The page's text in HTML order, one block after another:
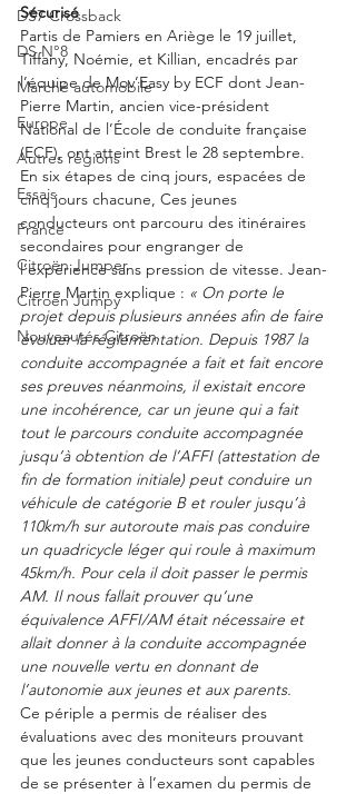
DS7 Crossback
DS N°8
Marché automobile
Europe
Autres régions
Essais
France
Citroën Jumper
Citroën Jumpy
Nouveautés Citroën
Sécurisé
Partis de Pamiers en Ariège le 19 juillet,
Tiffany, Noémie, et Killian, encadrés par
l’équipe de Mov’Easy by ECF dont Jean-
Pierre Martin, ancien vice-président
National de l’École de conduite française
(ECF), ont atteint Brest le 28 septembre.
En six étapes de cinq jours, espacées de
cinq jours chacune, Ces jeunes
conducteurs ont parcouru des itinéraires
secondaires pour engranger de
l’expérience sans pression de vitesse. Jean-
Pierre Martin explique : « On porte le
projet depuis plusieurs années afin de faire
évoluer la réglementation. Depuis 1987 la
conduite accompagnée a fait et fait encore
ses preuves néanmoins, il existait encore
une incohérence, car un jeune qui a fait
tout le parcours conduite accompagnée
jusqu’à obtention de l’AFFI (attestation de
fin de formation initiale) peut conduire un
véhicule de catégorie B et rouler jusqu’à
110km/h sur autoroute mais pas conduire
un quadricycle léger qui roule à maximum
45km/h. Pour cela il doit passer le permis
AM. Il nous fallait prouver qu’une
équivalence AFFI/AM était nécessaire et
allait donner à la conduite accompagnée
une nouvelle vertu en donnant de
l’autonomie aux jeunes et aux parents.
Ce périple a permis de réaliser des
évaluations avec des moniteurs prouvant
que les jeunes conducteurs sont capables
de se présenter à l’examen du permis de